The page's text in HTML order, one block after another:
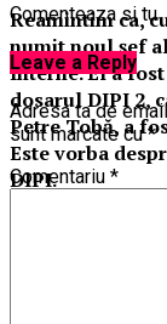
Reamintim ca,
numit noul șef
Interne. El a
dosarul DIPI 2,
Petre Tobă, a
Este vorba
DIPI.
Noul șef al
Fratele lui
Comenteaza si tu
Leave a Reply
Adresa ta de
sunt marcate cu*
Comentariu *